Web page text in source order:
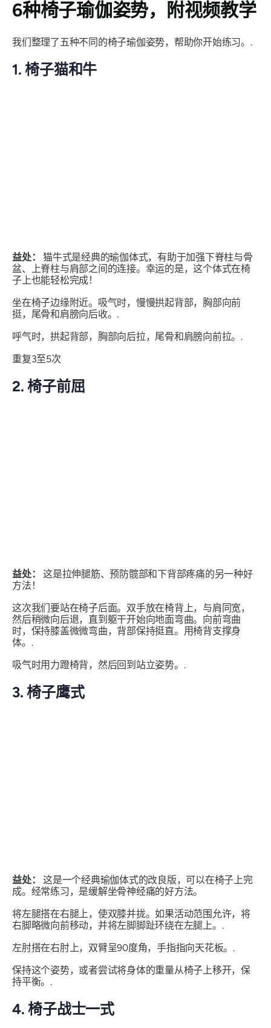
6种椅子瑜伽姿势，附视频教学
我们整理了五种不同的椅子瑜伽姿势，帮助你开始练习。.
1. 椅子猫和牛
益处：
猫牛式是经典的瑜伽体式，有助于加强下脊柱与骨
盆、上脊柱与肩部之间的连接。幸运的是，这个体式在椅
子上也能轻松完成！
坐在椅子边缘附近。吸气时，慢慢拱起背部，胸部向前
挺，尾骨和肩膀向后收。.
呼气时，拱起背部，胸部向后拉，尾骨和肩膀向前拉。.
重复3至5次
2. 椅子前屈
益处：
这是拉伸腿筋、预防髋部和下背部疼痛的另一种好
方法！
这次我们要站在椅子后面。双手放在椅背上，与肩同宽，
然后稍微向后退，直到躯干开始向地面弯曲。向前弯曲
时，保持膝盖微微弯曲，背部保持挺直。用椅背支撑身
体。.
吸气时用力蹬椅背，然后回到站立姿势。.
3. 椅子鹰式
益处：
这是一个经典瑜伽体式的改良版，可以在椅子上完
成。经常练习，是缓解坐骨神经痛的好方法。
将左腿搭在右腿上，使双膝并拢。如果活动范围允许，将
右脚略微向前移动，并将左脚脚趾环绕在左腿上。.
左肘搭在右肘上，双臂呈90度角，手指指向天花板。.
保持这个姿势，或者尝试将身体的重量从椅子上移开，保
持平衡。.
4. 椅子战士一式